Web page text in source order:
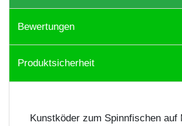
Bewertungen
Produktsicherheit
Kunstköder zum Spinnfischen auf